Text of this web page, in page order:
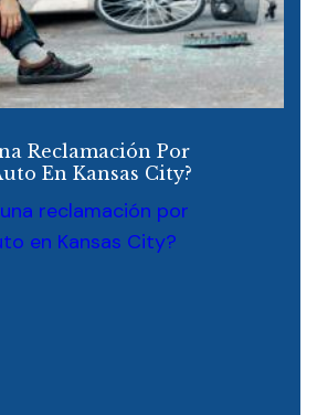
Reclamación Por
En Kansas City?